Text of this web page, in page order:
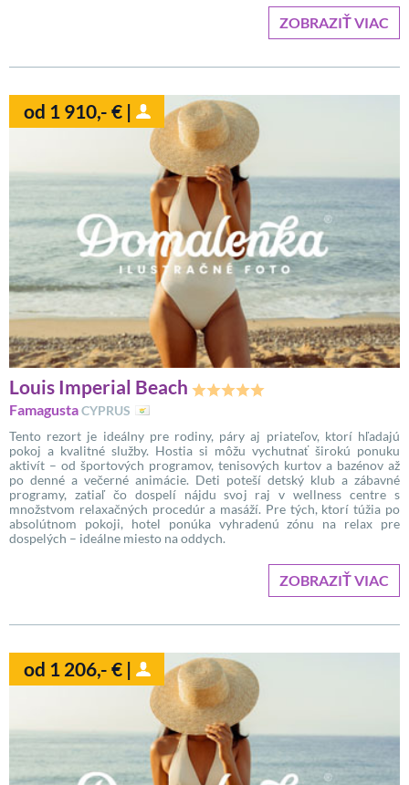
ZOBRAZIŤ VIAC
od 1 910,- € |
Louis Imperial Beach
FamagustaCYPRUS
Tento rezort je ideálny pre rodiny, páry aj priateľov, ktorí hľadajú
pokoj a kvalitné služby. Hostia si môžu vychutnať širokú ponuku
aktivít – od športových programov, tenisových kurtov a bazénov až
po denné a večerné animácie. Deti poteší detský klub a zábavné
programy, zatiaľ čo dospelí nájdu svoj raj v wellness centre s
množstvom relaxačných procedúr a masáží. Pre tých, ktorí túžia po
absolútnom pokoji, hotel ponúka vyhradenú zónu na relax pre
dospelých – ideálne miesto na oddych.
ZOBRAZIŤ VIAC
od 1 206,- € |